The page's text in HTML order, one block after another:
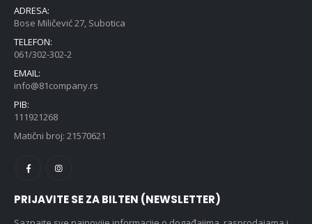
ADRESA:
Bose Miličević 27, Subotica
TELEFON:
061/302-302-2
EMAIL:
info@81company.rs
PIB:
111921268
Matični broj: 21570621
PRIJAVITE SE ZA BILTEN (NEWSLETTER)